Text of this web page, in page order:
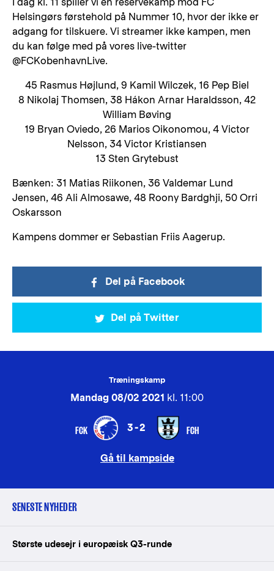
Helsingørs førstehold på Nummer 10, hvor der ikke er
adgang for tilskuere. Vi streamer ikke kampen, men
du kan følge med på vores live-twitter
@FCKobenhavnLive.
45 Rasmus Højlund, 9 Kamil Wilczek, 16 Pep Biel
8 Nikolaj Thomsen, 38 Hákon Arnar Haraldsson, 42
William Bøving
19 Bryan Oviedo, 26 Marios Oikonomou, 4 Victor
Nelsson, 34 Victor Kristiansen
13 Sten Grytebust
Bænken: 31 Matias Riikonen, 36 Valdemar Lund
Jensen, 46 Ali Almosawe, 48 Roony Bardghji, 50 Orri
Oskarsson
Kampens dommer er Sebastian Friis Aagerup.
Del på Facebook
Del på Twitter
Træningskamp
Mandag 08/02 2021 kl. 11:00
FCK 3-2 FCH
Gå til kampside
SENESTE NYHEDER
Største udesejr i europæisk Q3-runde